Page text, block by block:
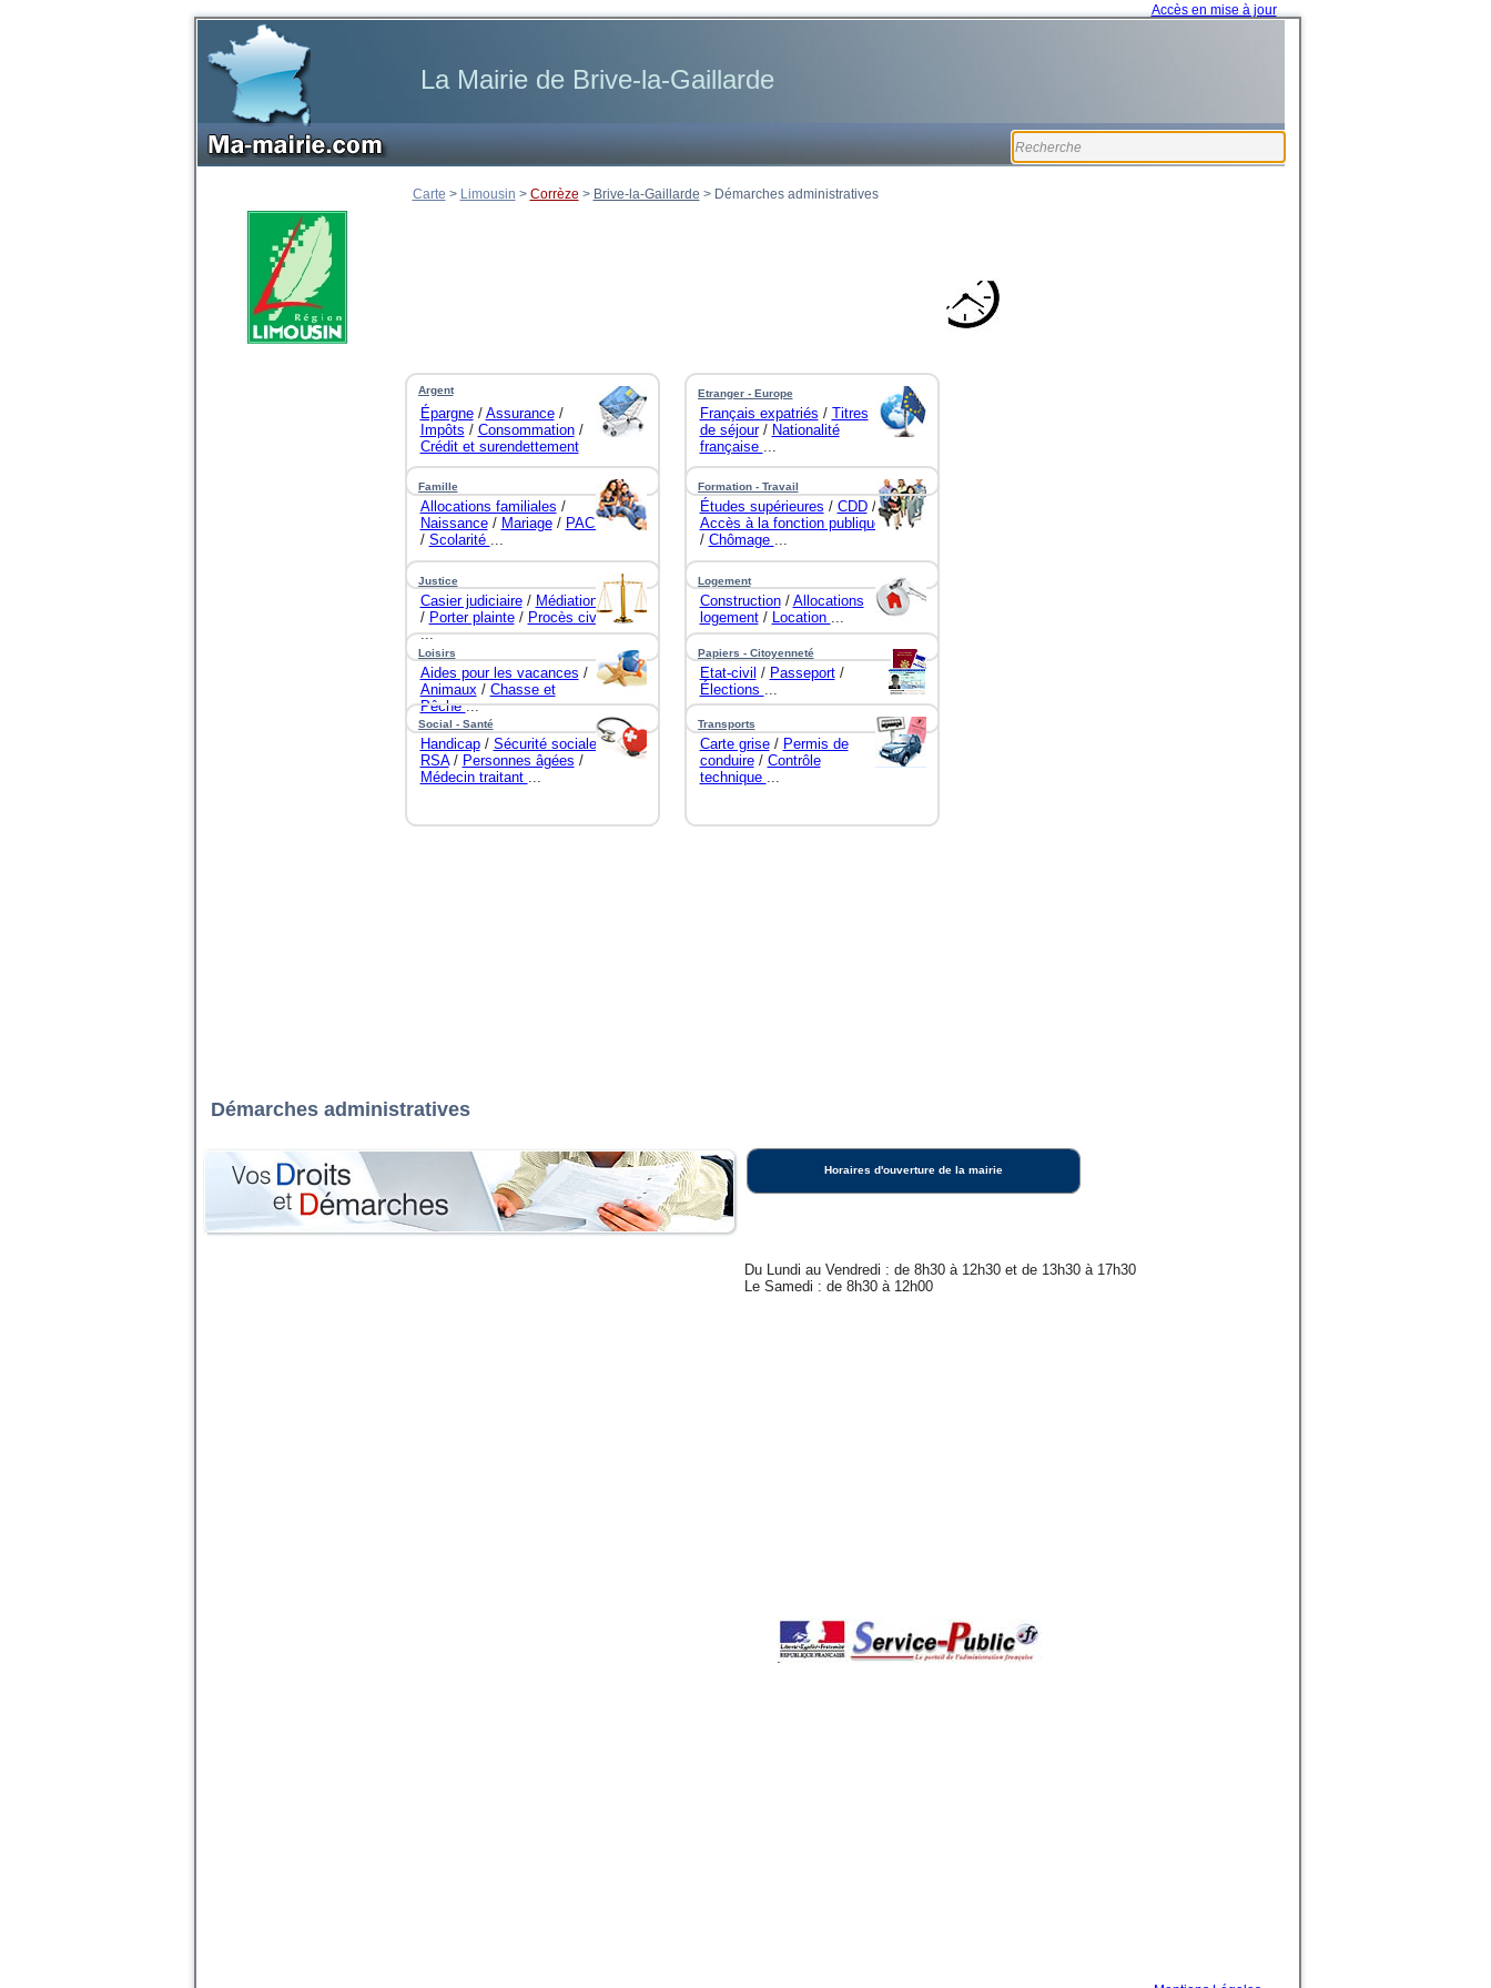
La Mairie de Brive-la-Gaillarde
Carte > Limousin > Corrèze > Brive-la-Gaillarde > Démarches administratives
Démarches administratives
Horaires d'ouverture de la mairie
Du Lundi au Vendredi : de 8h30 à 12h30 et de 13h30 à 17h30
Le Samedi : de 8h30 à 12h00
Loisirs
Aides pour les vacances /
Animaux/ Chasse et
Pêche...
Justice
Casier judiciaire/ Médiation
/ Porter plainte/ Procès civil
...
Famille
Allocations familiales /
Naissance/ Mariage/ PACS
/ Scolarité ...
Argent
Épargne/ Assurance/
Impôts / Consommation/
Crédit et surendettement
...
Papiers - Citoyenneté
Etat-civil / Passeport/
Élections ...
Logement
Construction/ Allocations
logement/ Location ...
Formation - Travail
Études supérieures / CDD/
Accès à la fonction publique
/ Chômage ...
Social - Santé
Handicap/ Sécurité sociale /
RSA/ Personnes âgées /
Médecin traitant ...
Transports
Carte grise/ Permis de
conduire/ Contrôle
technique ...
Etranger - Europe
Français expatriés / Titres
de séjour/ Nationalité
française ...
Accès en mise à jour